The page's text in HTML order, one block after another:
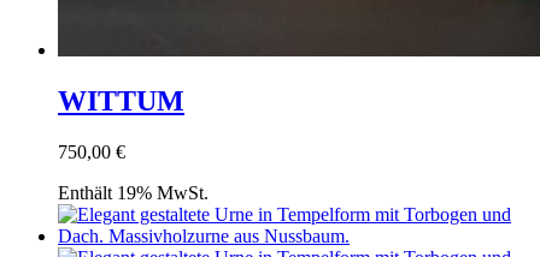
WITTUM
750,00 €
Enthält 19% MwSt.